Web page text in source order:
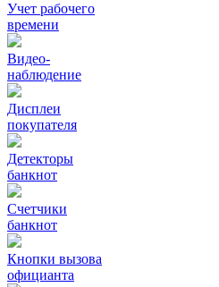
Учет рабочего
времени
Видео‑
наблюдение
Дисплеи
покупателя
Детекторы
банкнот
Счетчики
банкнот
Кнопки вызова
официанта